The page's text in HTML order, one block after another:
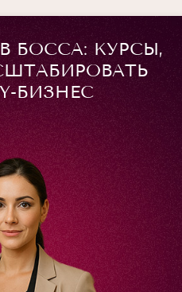
БОССА: КУРСЫ,
БИЗНЕС